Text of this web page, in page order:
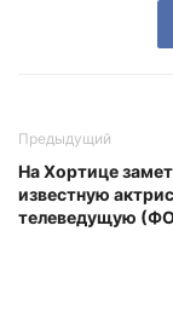
Предыдущий
На Хортице
известную
телеведущую